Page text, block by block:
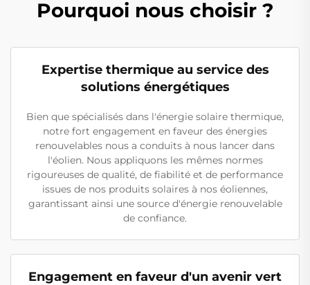
Pourquoi nous choisir ?
Expertise thermique au service des
solutions énergétiques
Bien que spécialisés dans l'énergie solaire thermique,
notre fort engagement en faveur des énergies
renouvelables nous a conduits à nous lancer dans
l'éolien. Nous appliquons les mêmes normes
rigoureuses de qualité, de fiabilité et de performance
issues de nos produits solaires à nos éoliennes,
garantissant ainsi une source d'énergie renouvelable
de confiance.
Engagement en faveur d'un avenir vert